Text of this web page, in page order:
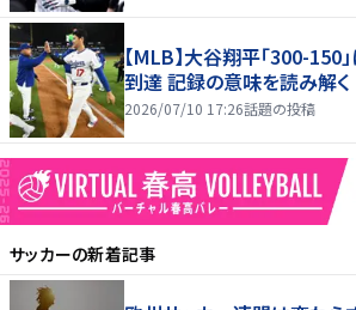
【MLB】大谷翔平「300-150
到達 記録の意味を読み解く
2026/07/10 17:26話題の投稿
サッカーの新着記事